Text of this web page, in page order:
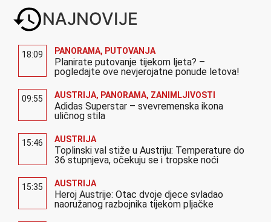
NAJNOVIJE
18:09 PANORAMA, PUTOVANJA
Planirate putovanje tijekom ljeta? –
pogledajte ove nevjerojatne ponude letova!
09:55 AUSTRIJA, PANORAMA, ZANIMLJIVOSTI
Adidas Superstar – svevremenska ikona
uličnog stila
15:46 AUSTRIJA
Toplinski val stiže u Austriju: Temperature do
36 stupnjeva, očekuju se i tropske noći
15:35 AUSTRIJA
Heroj Austrije: Otac dvoje djece svladao
naoružanog razbojnika tijekom pljačke